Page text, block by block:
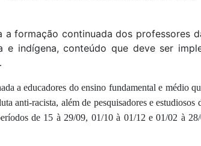
formação continuada dos professores
e indígena, conteúdo que deve ser
a educadores do ensino fundamental e médio
anti-racista, além de pesquisadores e
de 15 à 29/09, 01/10 à 01/12 e 01/02 à